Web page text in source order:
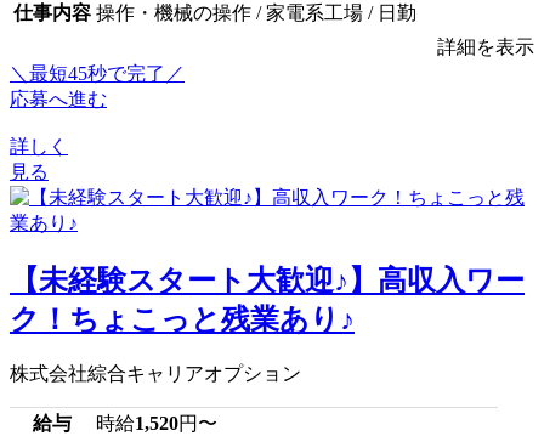
仕事内容 操作・機械の操作 / 家電系工場 / 日勤
詳細を表示
＼最短45秒で完了／
応募へ進む
詳しく
見る
【未経験スタート大歓迎♪】高収入ワー
ク！ちょこっと残業あり♪
株式会社綜合キャリアオプション
給与 時給1,520円〜